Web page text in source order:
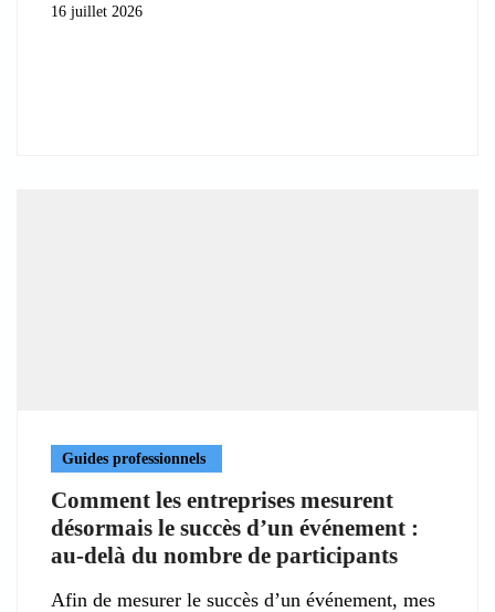
16 juillet 2026
Guides professionnels
Comment les entreprises mesurent
désormais le succès d’un événement :
au-delà du nombre de participants
Afin de mesurer le succès d’un événement, mes